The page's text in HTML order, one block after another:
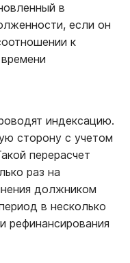
в
если он
к
индексацию.
сторону с учетом
перерасчет
раз на
должником
в несколько
рефинансирования